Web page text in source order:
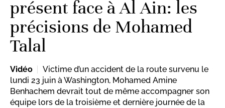
présent face à Al Ain: les
précisions de Mohamed
Talal
Vidéo
Victime d’un accident de la route survenu le
lundi 23 juin à Washington, Mohamed Amine
Benhachem devrait tout de même accompagner son
équipe lors de la troisième et dernière journée de la